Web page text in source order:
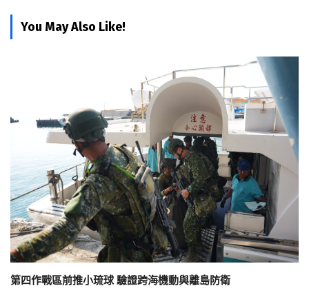
You May Also Like!
第四作戰區前推小琉球 驗證跨海機動與離島防衛